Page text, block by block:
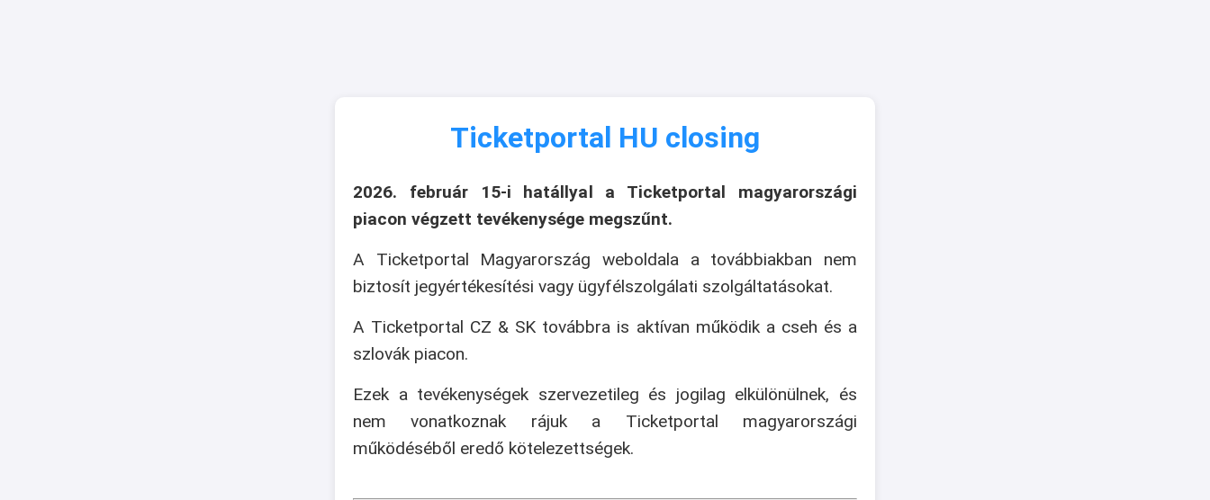
Ticketportal HU closing
2026. február 15-i hatállyal a Ticketportal magyarországi
piacon végzett tevékenysége megszűnt.
A Ticketportal Magyarország weboldala a továbbiakban nem
biztosít jegyértékesítési vagy ügyfélszolgálati szolgáltatásokat.
A Ticketportal CZ & SK továbbra is aktívan működik a cseh és a
szlovák piacon.
Ezek a tevékenységek szervezetileg és jogilag elkülönülnek, és
nem vonatkoznak rájuk a Ticketportal magyarországi
működéséből eredő kötelezettségek.